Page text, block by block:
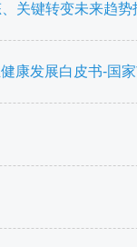
关键转变未来趋
康发展白皮书-国